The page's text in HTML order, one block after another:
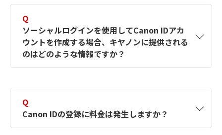
す。詳しい作成方法は【カメラ】Canon IDとは
何ですか？Canon IDの作成方法は？をご確認く
ださい。
Q
ソーシャルログインを使用してCanon IDアカ
ウントを作成する場合、キヤノンに提供される
のはどのような情報ですか？
択したサービスから取得します。アカウントを
簡単に作成できるように、この情報を使用して
Canon IDの登録フォームを入力します。
Q
Canon IDの登録に料金は発生しますか？